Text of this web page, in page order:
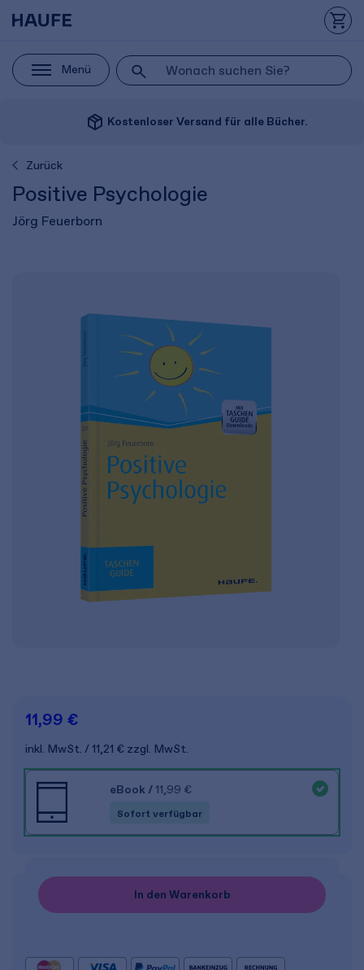
Menü
package_2 Kostenloser Versand für alle Bücher.
Zurück
Positive Psychologie
Jörg Feuerborn
11,99 €
inkl. MwSt. 11,21 € zzgl. MwSt.
eBook / 11,99 €
Sofort verfügbar
In den Warenkorb